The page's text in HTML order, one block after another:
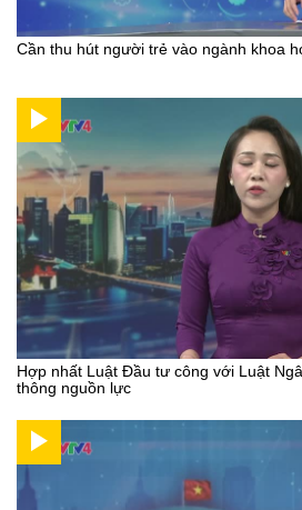
Cần thu hút người trẻ vào ngành khoa
Hợp nhất Luật Đầu tư công với Luật
thông nguồn lực